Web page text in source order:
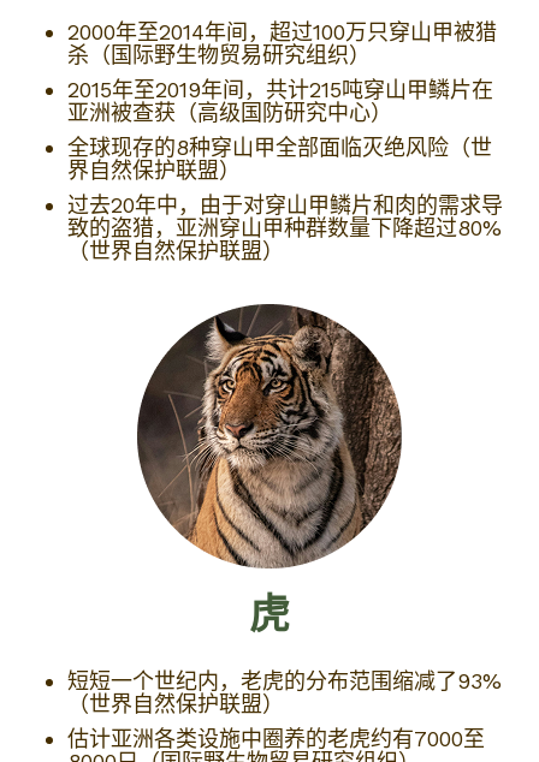
2000年至2014年间，超过100万只穿山甲被猎
杀（国际野生物贸易研究组织）
2015年至2019年间，共计215吨穿山甲鳞片在
亚洲被查获（高级国防研究中心）
全球现存的8种穿山甲全部面临灭绝风险（世
界自然保护联盟）
过去20年中，由于对穿山甲鳞片和肉的需求导
致的盗猎，亚洲穿山甲种群数量下降超过80%
（世界自然保护联盟）
虎
短短一个世纪内，老虎的分布范围缩减了93%
（世界自然保护联盟）
估计亚洲各类设施中圈养的老虎约有7000至